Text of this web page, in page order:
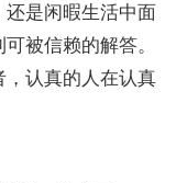
是闲暇生活中面
被信赖的解答。
认真的人在认真